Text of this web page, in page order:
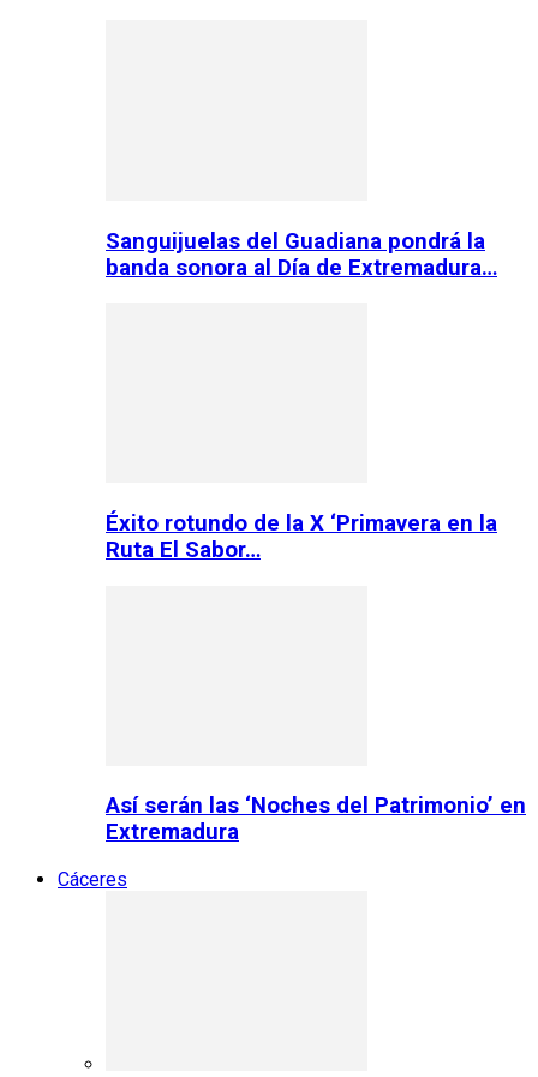
Sanguijuelas del Guadiana pondrá la
banda sonora al Día de Extremadura…
Éxito rotundo de la X ‘Primavera en la
Ruta El Sabor…
Así serán las ‘Noches del Patrimonio’ en
Extremadura
Cáceres